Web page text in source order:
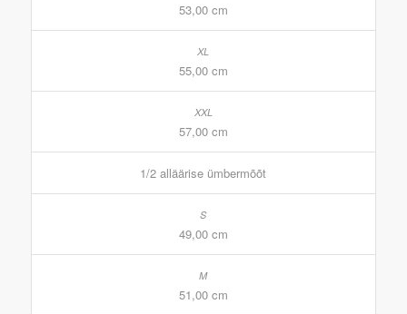
53,00 cm
55,00 cm
57,00 cm
1/2 alläärise ümbermõõt
49,00 cm
51,00 cm